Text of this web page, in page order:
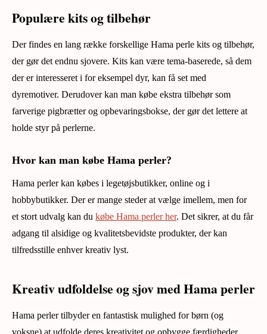
Populære kits og tilbehør
Der findes en lang række forskellige Hama perle kits og tilbehør,
der gør det endnu sjovere. Kits kan være tema-baserede, så dem
der er interesseret i for eksempel dyr, kan få set med
dyremotiver. Derudover kan man købe ekstra tilbehør som
farverige pigbrætter og opbevaringsbokse, der gør det lettere at
holde styr på perlerne.
Hvor kan man købe Hama perler?
Hama perler kan købes i legetøjsbutikker, online og i
hobbybutikker. Der er mange steder at vælge imellem, men for
et stort udvalg kan du købe Hama perler her. Det sikrer, at du får
adgang til alsidige og kvalitetsbevidste produkter, der kan
tilfredsstille enhver kreativ lyst.
Kreativ udfoldelse og sjov med Hama perler
Hama perler tilbyder en fantastisk mulighed for børn (og
voksne) at udfolde deres kreativitet og opbygge færdigheder